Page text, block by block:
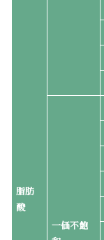
脂肪
酸
一価不飽